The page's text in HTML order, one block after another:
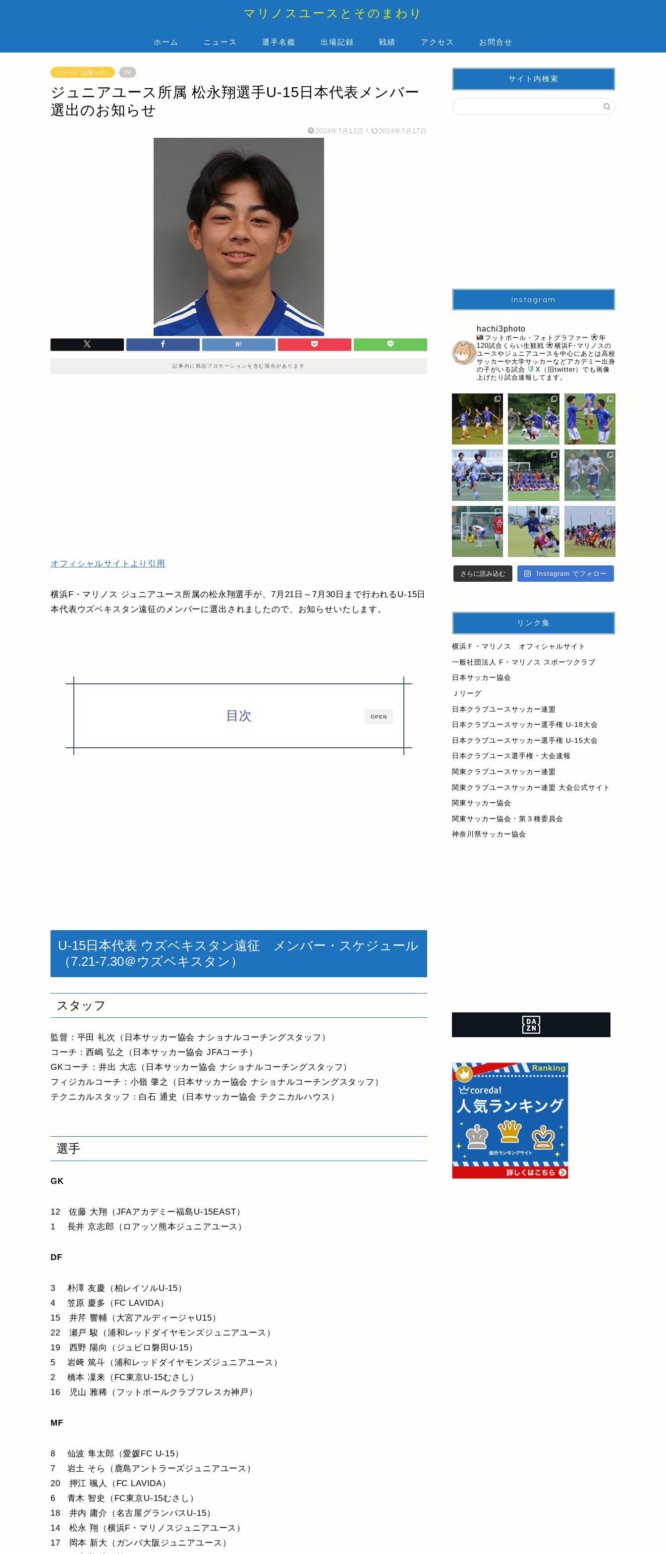
マリノスユースとそのまわり
ホーム ニュース 選手名鑑 出場記録 戦績 アクセス お問合せ
ニュース（お知らせ） PR
ジュニアユース所属 松永翔選手U-15日本代表メンバー
選出のお知らせ
2024年7月12日 / 2024年7月17日
記事内に商品プロモーションを含む場合があります
オフィシャルサイトより引用
横浜F・マリノス ジュニアユース所属の松永翔選手が、7月21日～7月30日まで行われるU-15日
本代表ウズベキスタン遠征のメンバーに選出されましたので、お知らせいたします。
OPEN
目次
U-15日本代表 ウズベキスタン遠征 メンバー・スケジュール
（7.21-7.30＠ウズベキスタン）
スタッフ
監督：平田 礼次（日本サッカー協会 ナショナルコーチングスタッフ）
コーチ：西嶋 弘之（日本サッカー協会 JFAコーチ）
GKコーチ：井出 大志（日本サッカー協会 ナショナルコーチングスタッフ）
フィジカルコーチ：小嶺 肇之（日本サッカー協会 ナショナルコーチングスタッフ）
テクニカルスタッフ：白石 通史（日本サッカー協会 テクニカルハウス）
選手
GK
12 佐藤 大翔（JFAアカデミー福島U-15EAST）
1 長井 京志郎（ロアッソ熊本ジュニアユース）
DF
3 朴澤 友慶（柏レイソルU-15）
4 笠原 慶多（FC LAVIDA）
15 井芹 響輔（大宮アルディージャU15）
22 瀬戸 駿（浦和レッドダイヤモンズジュニアユース）
19 西野 陽向（ジュビロ磐田U-15）
5 岩﨑 篤斗（浦和レッドダイヤモンズジュニアユース）
2 橋本 凜来（FC東京U-15むさし）
16 児山 雅稀（フットボールクラブフレスカ神戸）
MF
8 仙波 隼太郎（愛媛FC U-15）
7 岩土 そら（鹿島アントラーズジュニアユース）
20 押江 颯人（FC LAVIDA）
6 青木 智史（FC東京U-15むさし）
18 井内 庸介（名古屋グランパスU-15）
14 松永 翔（横浜F・マリノスジュニアユース）
17 岡本 新大（ガンバ大阪ジュニアユース）
サイト内検索
Instagram
hachi3photo
フットボール・フォトグラファー
年
120試合くらい生観戦
横浜F･マリノスの
ユースやジュニアユースを中心にあとは高校
サッカーや大学サッカーなどアカデミー出身
の子がいる試合
X（旧twitter）でも画像
上げたり試合速報してます。
さらに読み込む Instagram でフォロー
リンク集
横浜Ｆ・マリノス オフィシャルサイト
一般社団法人 F・マリノス スポーツクラブ
日本サッカー協会
Ｊリーグ
日本クラブユースサッカー連盟
日本クラブユースサッカー選手権 U-18大会
日本クラブユースサッカー選手権 U-15大会
日本クラブユース選手権・大会速報
関東クラブユースサッカー連盟
関東クラブユースサッカー連盟 大会公式サイト
関東サッカー協会
関東サッカー協会・第３種委員会
神奈川県サッカー協会